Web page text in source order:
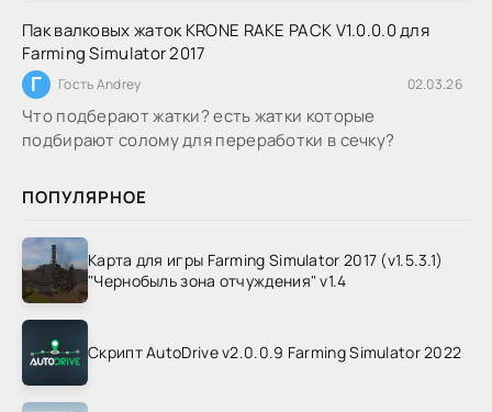
Пак валковых жаток KRONE RAKE PACK V1.0.0.0 для
Farming Simulator 2017
Г Гость Andrey 02.03.26
Что подберают жатки? есть жатки которые
подбирают солому для переработки в сечку?
ПОПУЛЯРНОЕ
Карта для игры Farming Simulator 2017 (v1.5.3.1)
"Чернобыль зона отчуждения" v1.4
Скрипт AutoDrive v2.0.0.9 Farming Simulator 2022